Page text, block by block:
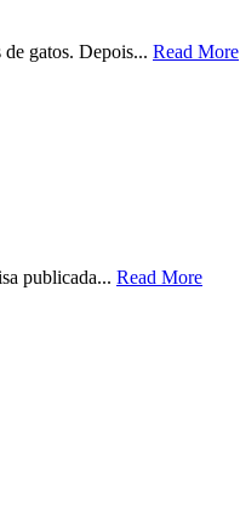
gatos. Depois... Read More
publicada... Read More